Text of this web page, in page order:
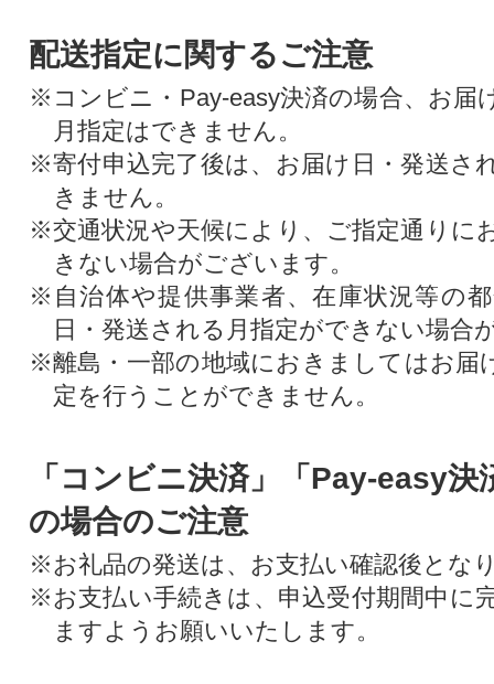
配送指定に関するご注意
※コンビニ・Pay-easy決済の場合、お届
月指定はできません。
※寄付申込完了後は、お届け日・発送さ
きません。
※交通状況や天候により、ご指定通りに
きない場合がございます。
※自治体や提供事業者、在庫状況等の
日・発送される月指定ができない場合
※離島・一部の地域におきましてはお届
定を行うことができません。
「コンビニ決済」「Pay-easy決
の場合のご注意
※お礼品の発送は、お支払い確認後とな
※お支払い手続きは、申込受付期間中に
ますようお願いいたします。